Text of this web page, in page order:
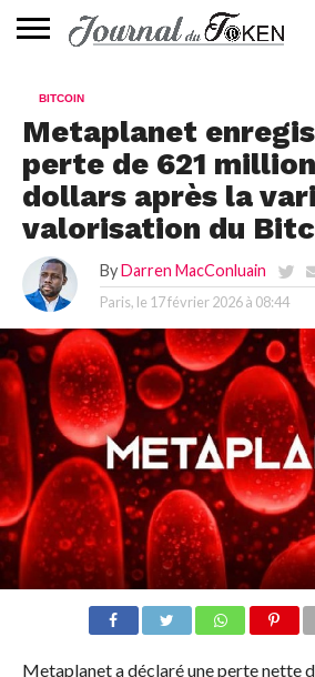
📰
EVALUATION
GUIDE
TENDANCES
À
CONTACTEZ-
BITCOIN
Metaplanet
perte de 621
dollars après la
valorisation du
By Darren MacConluain
Paris, le 17 février 2026 à 08:44
Metaplanet a déclaré une perte nette